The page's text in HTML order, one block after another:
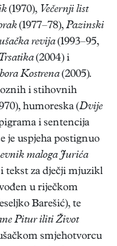
(1970), Večernji list
(1977–78), Pazinski
revija(1993–95,
Trsatika(2004) i
Kostrena(2005).
i stihovnih
humoreska (Dvije
i sentencija
je uspjeha postignuo
maloga Jurića
i tekst za dječji mjuzikl
u riječkom
Barešić), te
Pitur iliti Život
smjehotvorcu